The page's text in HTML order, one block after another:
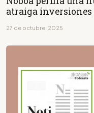
atraiga inversiones
27 de octubre, 2025